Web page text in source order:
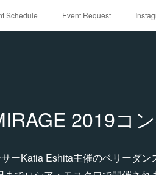
Schedule Event Request
2019コ
ーKatia Eshita主催のベリーダ